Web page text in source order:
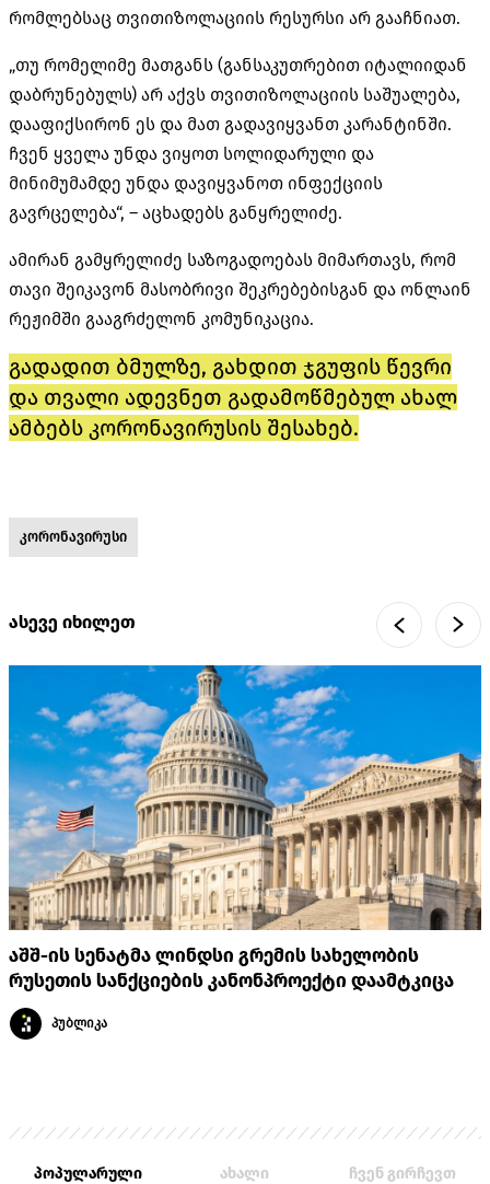
რომლებსაც თვითიზოლაციის რესურსი არ გააჩნიათ.
„თუ რომელიმე მათგანს (განსაკუთრებით იტალიიდან
დაბრუნებულს) არ აქვს თვითიზოლაციის საშუალება,
დააფიქსირონ ეს და მათ გადავიყვანთ კარანტინში.
ჩვენ ყველა უნდა ვიყოთ სოლიდარული და
მინიმუმამდე უნდა დავიყვანოთ ინფექციის
გავრცელება“, – აცხადებს განყრელიძე.
ამირან გამყრელიძე საზოგადოებას მიმართავს, რომ
თავი შეიკავონ მასობრივი შეკრებებისგან და ონლაინ
რეჟიმში გააგრძელონ კომუნიკაცია.
გადადით ბმულზე, გახდით ჯგუფის წევრი
და თვალი ადევნეთ გადამოწმებულ ახალ
ამბებს კორონავირუსის შესახებ.
კორონავირუსი
ასევე იხილეთ
აშშ-ის სენატმა ლინდსი გრემის სახელობის
რუსეთის სანქციების კანონპროექტი დაამტკიცა
პუბლიკა
პოპულარული ახალი ჩვენ გირჩევთ